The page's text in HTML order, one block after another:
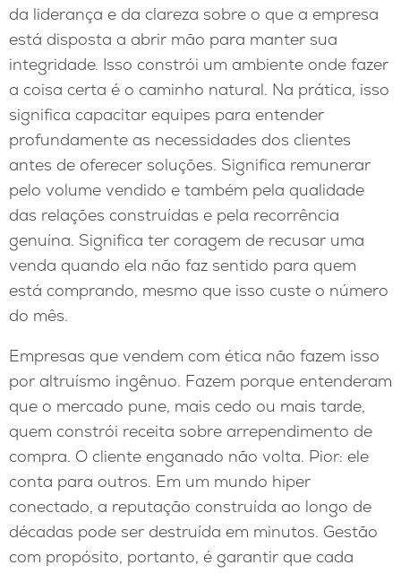
da liderança e da clareza sobre o que a empresa
está disposta a abrir mão para manter sua
integridade. Isso constrói um ambiente onde fazer
a coisa certa é o caminho natural. Na prática, isso
significa capacitar equipes para entender
profundamente as necessidades dos clientes
antes de oferecer soluções. Significa remunerar
pelo volume vendido e também pela qualidade
das relações construídas e pela recorrência
genuína. Significa ter coragem de recusar uma
venda quando ela não faz sentido para quem
está comprando, mesmo que isso custe o número
do mês.
Empresas que vendem com ética não fazem isso
por altruísmo ingênuo. Fazem porque entenderam
que o mercado pune, mais cedo ou mais tarde,
quem constrói receita sobre arrependimento de
compra. O cliente enganado não volta. Pior: ele
conta para outros. Em um mundo hiper
conectado, a reputação construída ao longo de
décadas pode ser destruída em minutos. Gestão
com propósito, portanto, é garantir que cada